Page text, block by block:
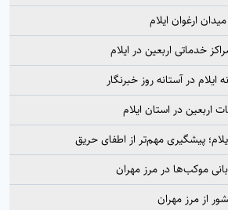
ارغوان ایلام
خدماتی اربعین در ایلام
در آستانه روز خبرنگار
اربعین در استان ایلام
پیشگیری مهم‌تر از اطفای حریق
موکب‌ها در مرز مهران
از مرز مهران